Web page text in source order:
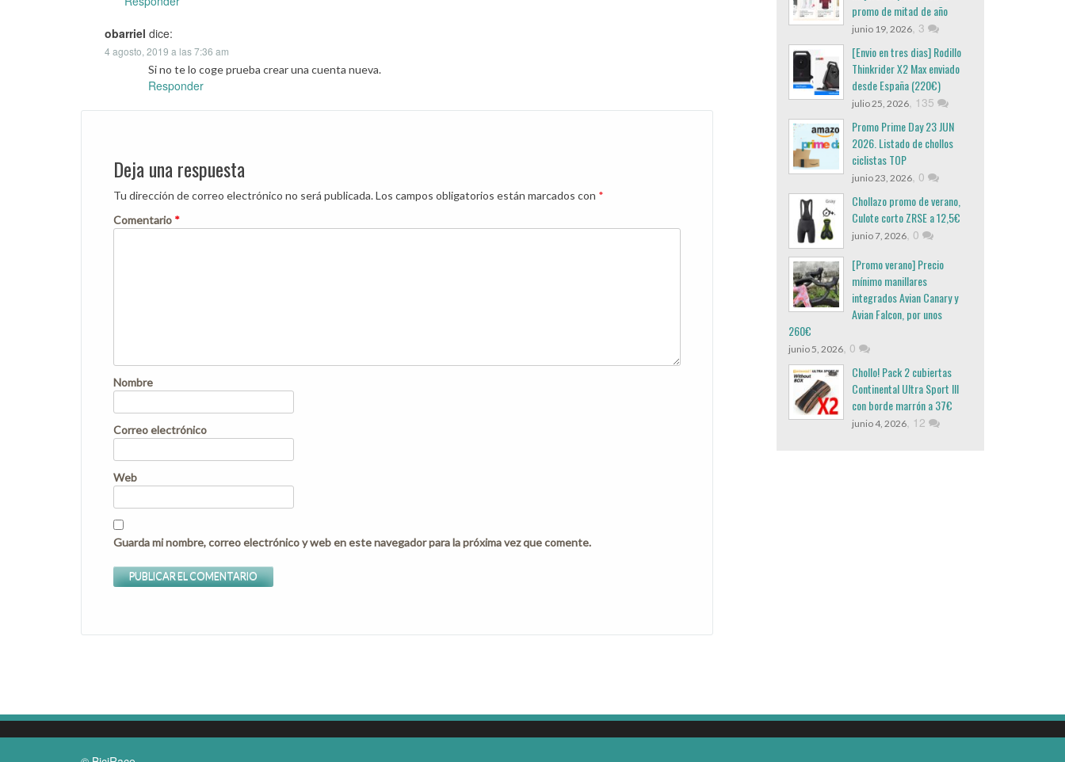
obarriel dice:
4 agosto, 2019 a las 7:36 am
Si no te lo coge prueba crear una cuenta nueva.
Responder
Deja una respuesta
Tu dirección de correo electrónico no será publicada.Los campos obligatorios están marcados con *
Comentario *
Nombre
Correo electrónico
Web
Guarda mi nombre, correo electrónico y web en este navegador para la próxima vez que comente.
promo de mitad de año
junio 19, 2026, 3
[Envio en tres dias] Rodillo
Thinkrider X2 Max enviado
desde España (220€)
julio 25, 2026, 135
Promo Prime Day 23 JUN
2026. Listado de chollos
ciclistas TOP
junio 23, 2026, 0
Chollazo promo de verano,
Culote corto ZRSE a 12,5€
junio 7, 2026, 0
[Promo verano] Precio
mínimo manillares
integrados Avian Canary y
Avian Falcon, por unos
260€
junio 5, 2026, 0
Chollo! Pack 2 cubiertas
Continental Ultra Sport III
con borde marrón a 37€
junio 4, 2026, 12